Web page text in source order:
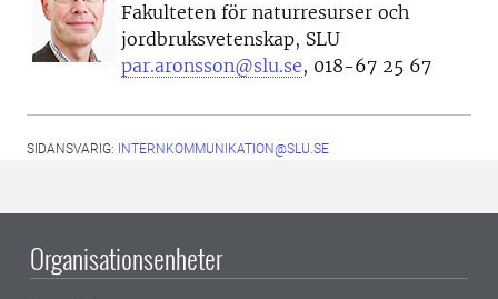
Fakulteten för naturresurser och
jordbruksvetenskap, SLU
par.aronsson@slu.se, 018-67 25 67
SIDANSVARIG: INTERNKOMMUNIKATION@SLU.SE
Organisationsenheter